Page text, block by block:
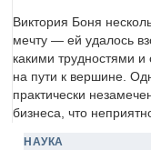
Виктория Боня
мечту — ей удалось
какими трудностями и
на пути к вершине.
практически
бизнеса, что
НАУКА